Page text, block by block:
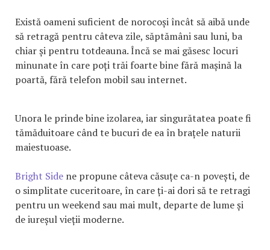
Există oameni suficient de norocoși încât să aibă unde
să retragă pentru câteva zile, săptămâni sau luni, ba
chiar și pentru totdeauna. Încă se mai găsesc locuri
minunate în care poți trăi foarte bine fără mașină la
poartă, fără telefon mobil sau internet.
Unora le prinde bine izolarea, iar singurătatea poate fi
tămăduitoare când te bucuri de ea în brațele naturii
maiestuoase.
Bright Side ne propune câteva căsuțe ca-n povești, de
o simplitate cuceritoare, în care ți-ai dori să te retragi
pentru un weekend sau mai mult, departe de lume și
de iureșul vieții moderne.